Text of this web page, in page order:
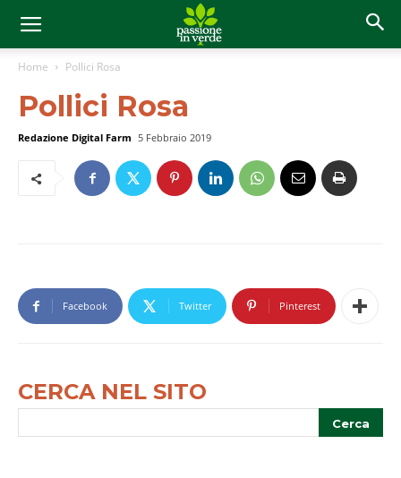
Home Pollici Rosa
Pollici Rosa
Redazione Digital Farm 5 Febbraio 2019
Facebook Twitter Pinterest
CERCA NEL SITO